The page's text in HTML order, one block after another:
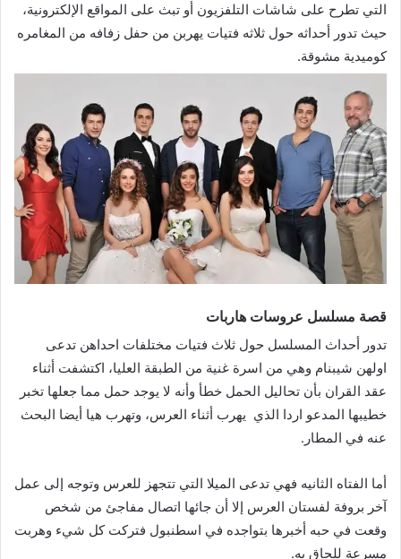
التي تطرح على شاشات التلفزيون أو تبث على المواقع الإلكترونية،
حيث تدور أحداثه حول ثلاثه فتيات يهربن من حفل زفافه من المغامره
كوميدية مشوقة.
قصة مسلسل عروسات هاربات
تدور أحداث المسلسل حول ثلاث فتيات مختلفات احداهن تدعى
اولهن شيبنام وهي من اسرة غنية من الطبقة العليا، اكتشفت أثناء
عقد القران بأن تحاليل الحمل خطأ وأنه لا يوجد حمل مما جعلها تخبر
خطيبها المدعو اردا الذي يهرب أثناء العرس، وتهرب هيا أيضا البحث
عنه في المطار.
أما الفتاه الثانيه فهي تدعى الميلا التي تتجهز للعرس وتوجه إلى عمل
آخر بروفة لفستان العرس إلا أن جائها اتصال مفاجئ من شخص
وقعت في حبه أخبرها بتواجده في اسطنبول فتركت كل شيء وهربت
مسرعة للحاق به.